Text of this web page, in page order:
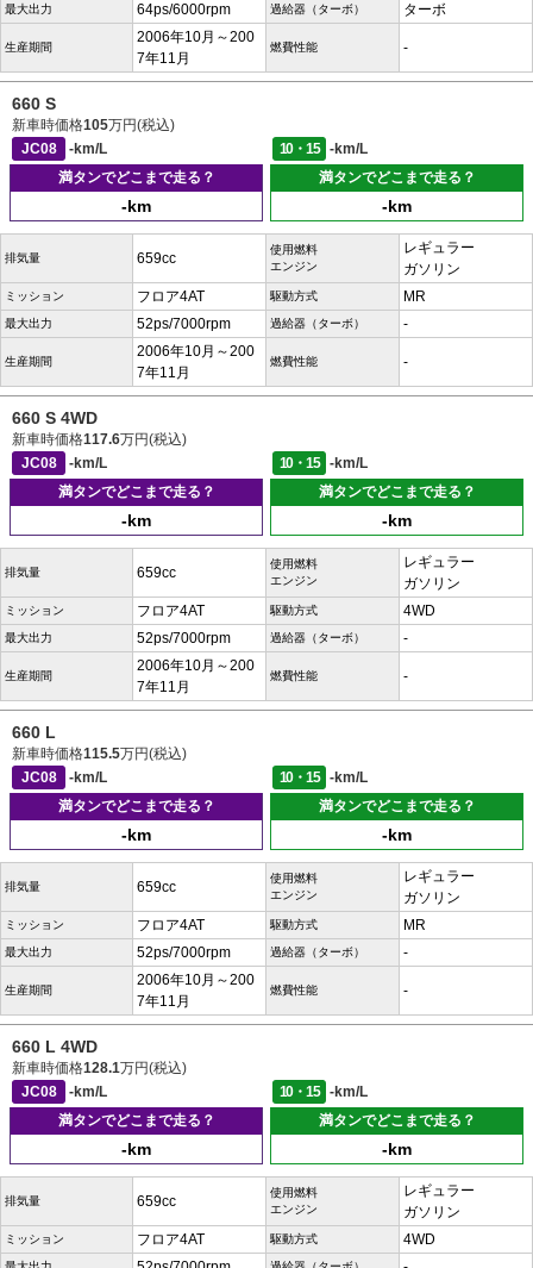
最大出力 64ps/6000rpm 過給器（ターボ） ターボ
生産期間
2006年10月～200
7年11月
燃費性能 -
660 S
新車時価格105万円(税込)
JC08
-km/L 10・15
-km/L
満タンでどこまで走る？
-km
満タンでどこまで走る？
-km
排気量 659cc
使用燃料
エンジン
レギュラー
ガソリン
ミッション フロア4AT 駆動方式 MR
最大出力 52ps/7000rpm 過給器（ターボ） -
生産期間
2006年10月～200
7年11月
燃費性能 -
660 S 4WD
新車時価格117.6万円(税込)
JC08
-km/L 10・15
-km/L
満タンでどこまで走る？
-km
満タンでどこまで走る？
-km
排気量 659cc
使用燃料
エンジン
レギュラー
ガソリン
ミッション フロア4AT 駆動方式 4WD
最大出力 52ps/7000rpm 過給器（ターボ） -
生産期間
2006年10月～200
7年11月
燃費性能 -
660 L
新車時価格115.5万円(税込)
JC08
-km/L 10・15
-km/L
満タンでどこまで走る？
-km
満タンでどこまで走る？
-km
排気量 659cc
使用燃料
エンジン
レギュラー
ガソリン
ミッション フロア4AT 駆動方式 MR
最大出力 52ps/7000rpm 過給器（ターボ） -
生産期間
2006年10月～200
7年11月
燃費性能 -
660 L 4WD
新車時価格128.1万円(税込)
JC08
-km/L 10・15
-km/L
満タンでどこまで走る？
-km
満タンでどこまで走る？
-km
排気量 659cc
使用燃料
エンジン
レギュラー
ガソリン
ミッション フロア4AT 駆動方式 4WD